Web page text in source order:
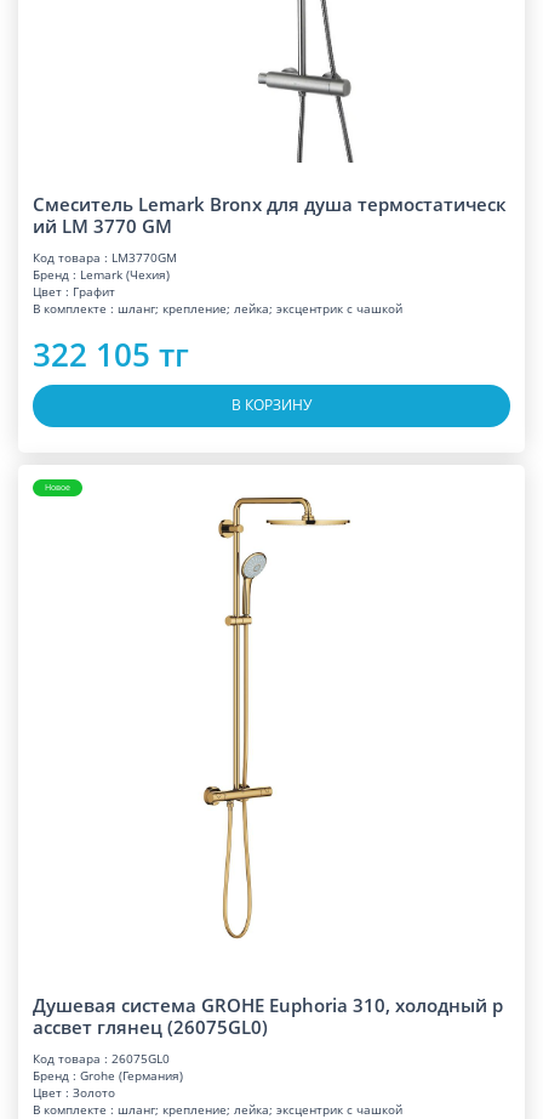
Смеситель Lemark Bronx для душа термостатическ
ий LM 3770 GM
Код товара : LM3770GM
Бренд : Lemark (Чехия)
Цвет : Графит
В комплекте : шланг; крепление; лейка; эксцентрик с чашкой
322 105 тг
В КОРЗИНУ
Новое
Душевая система GROHE Euphoria 310, холодный р
ассвет глянец (26075GL0)
Код товара : 26075GL0
Бренд : Grohe (Германия)
Цвет : Золото
В комплекте : шланг; крепление; лейка; эксцентрик с чашкой